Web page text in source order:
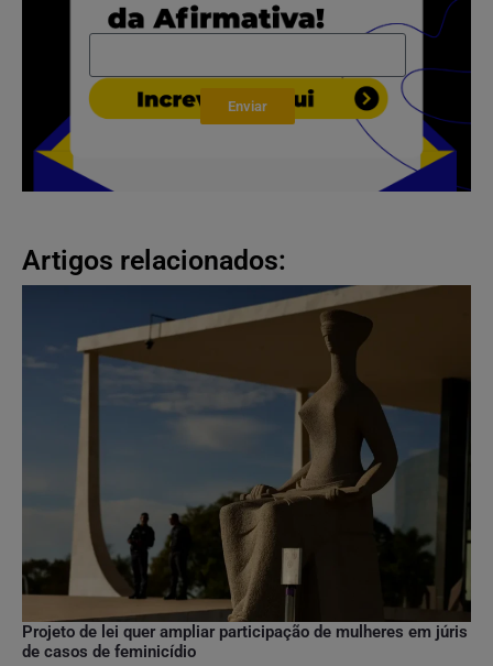
Enviar
Artigos relacionados:
Projeto de lei quer ampliar participação de mulheres em júris
de casos de feminicídio